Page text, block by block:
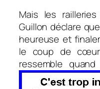
Mais les
Guillon déclare
heureuse et
le coup de
ressemble